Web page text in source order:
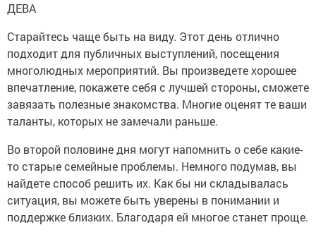
ДЕВА
Старайтесь чаще быть на виду. Этот день отлично
подходит для публичных выступлений, посещения
многолюдных мероприятий. Вы произведете хорошее
впечатление, покажете себя с лучшей стороны, сможете
завязать полезные знакомства. Многие оценят те ваши
таланты, которых не замечали раньше.
Во второй половине дня могут напомнить о себе какие-
то старые семейные проблемы. Немного подумав, вы
найдете способ решить их. Как бы ни складывалась
ситуация, вы можете быть уверены в понимании и
поддержке близких. Благодаря ей многое станет проще.